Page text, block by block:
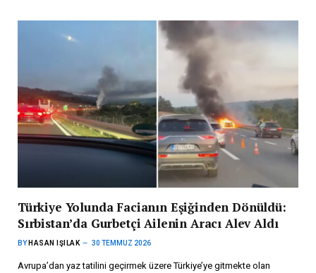
Türkiye Yolunda Facianın Eşiğinden Dönüldü:
Sırbistan’da Gurbetçi Ailenin Aracı Alev Aldı
BY HASAN IŞILAK 30 TEMMUZ 2026
Avrupa’dan yaz tatilini geçirmek üzere Türkiye’ye gitmekte olan